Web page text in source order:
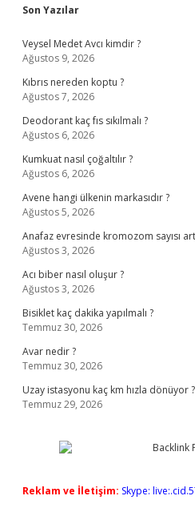
Sidebar
Son Yazılar
Veysel Medet Avcı kimdir ?
Ağustos 9, 2026
Kıbrıs nereden koptu ?
Ağustos 7, 2026
Deodorant kaç fıs sıkılmalı ?
Ağustos 6, 2026
Kumkuat nasıl çoğaltılır ?
Ağustos 6, 2026
Avene hangi ülkenin markasıdır ?
Ağustos 5, 2026
Anafaz evresinde kromozom sayısı
Ağustos 3, 2026
Acı biber nasıl oluşur ?
Ağustos 3, 2026
Bisiklet kaç dakika yapılmalı ?
Temmuz 30, 2026
Avar nedir ?
Temmuz 30, 2026
Uzay istasyonu kaç km hızla dönüyor ?
Temmuz 29, 2026
Reklam ve İletişim: Skype: